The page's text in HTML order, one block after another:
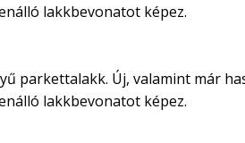
lakkbevonatot képez.
parkettalakk. Új, valamint már
lakkbevonatot képez.